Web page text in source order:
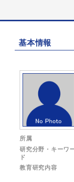
基本情報
所属
研究分野・キーワ
ド
教育研究内容